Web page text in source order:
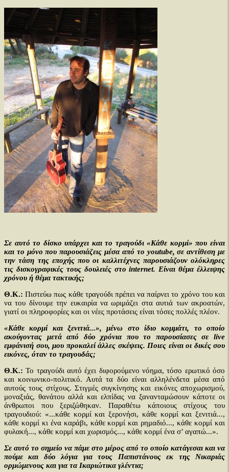
Σε αυτό το δίσκο υπάρχει και το τραγούδι «Κάθε κορμί» που είναι
και το μόνο που παρουσιάζεις μέσα από το youtube, σε αντίθεση με
την τάση της εποχής που οι καλλιτέχνες παρουσιάζουν ολόκληρες
τις δισκογραφικές τους δουλειές στο internet. Είναι θέμα έλλειψης
χρόνου ή θέμα τακτικής;
Θ.Κ.: Πιστεύω πως κάθε τραγούδι πρέπει να παίρνει το χρόνο του και
να του δίνουμε την ευκαιρία να ωριμάζει στα αυτιά των ακροατών,
γιατί οι πληροφορίες και οι νέες προτάσεις είναι τόσες πολλές πλέον.
«Κάθε κορμί και ξενιτιά...», μένω στο ίδιο κομμάτι, το οποίο
ακούγοντας μετά από δύο χρόνια που το παρουσίασες σε live
εμφάνισή σου, μου προκαλεί άλλες σκέψεις. Ποιες είναι οι δικές σου
εικόνες, όταν το τραγουδάς;
Θ.Κ.: Το τραγούδι αυτό έχει διφορούμενο νόημα, τόσο ερωτικό όσο
και κοινωνικο-πολιτικό. Αυτά τα δύο είναι αλληλένδετα μέσα από
αυτούς τους στίχους. Στιγμές συγκίνησης και εικόνες αποχωρισμού,
μοναξιάς, θανάτου αλλά και ελπίδας να ξανανταμώσουν κάποτε οι
άνθρωποι που ξεριζώθηκαν. Παραθέτω κάποιους στίχους του
τραγουδιού: «...κάθε κορμί και ξερονήσι, κάθε κορμί και ξενιτιά...,
κάθε κορμί κι ένα καράβι, κάθε κορμί και ρημαδιό..., κάθε κορμί και
φυλακή..., κάθε κορμί και χωρισμός..., κάθε κορμί ένα σ’ αγαπώ...».
Σε αυτό το σημείο να πάμε στο μέρος από το οποίο κατάγεσαι και να
πούμε και δύο λόγια για τους Παπιστάνους εκ της Νικαριάς
ορμώμενους και για τα Ικαριώτικα γλέντια;